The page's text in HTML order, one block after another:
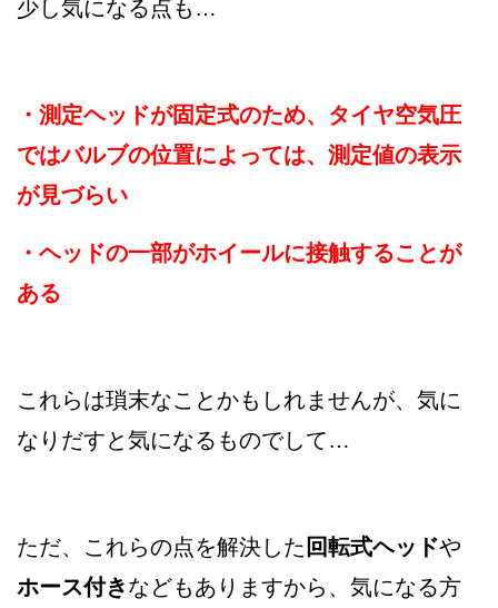
少し気になる点も…
・測定ヘッドが固定式のため、タイヤ空気圧
ではバルブの位置によっては、測定値の表示
が見づらい
・ヘッドの一部がホイールに接触することが
ある
これらは瑣末なことかもしれませんが、気に
なりだすと気になるものでして…
ただ、これらの点を解決した 回転式ヘッドや
ホース付きなどもありますから、気になる方